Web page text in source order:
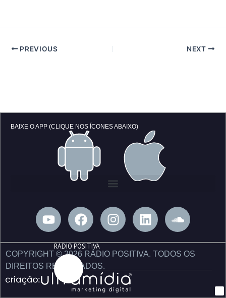
PREVIOUS NEXT
BAIXE O APP (CLIQUE NOS ÍCONES ABAIXO)
Y
o
t
u
b
e
F
a
e
b
o
o
I
n
t
g
r
L
i
k
d
S
o
n
c
COPYRIGHT © 2026 RÁDIO POSITIVA. TODOS OS
DIREITOS RESERVADOS.
RÁDIO POSITIVA